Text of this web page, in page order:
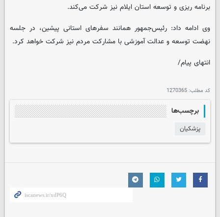
برنامه ریزی و توسعه استان ایلام نیز شرکت می‌کند.
وی ادامه داد: رئیس‌جمهور همانند سفرهای استانی پیشین، در جلسه
نهضت توسعه و عدالت آموزشی با مشارکت مردم نیز شرکت خواهد کرد.
انتهای پیام/
کد مطلب: 1270365
برچسب‌ها
پزشکیان